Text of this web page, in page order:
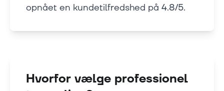
opnået en kundetilfredshed på 4.8/5.
Hvorfor vælge professionel